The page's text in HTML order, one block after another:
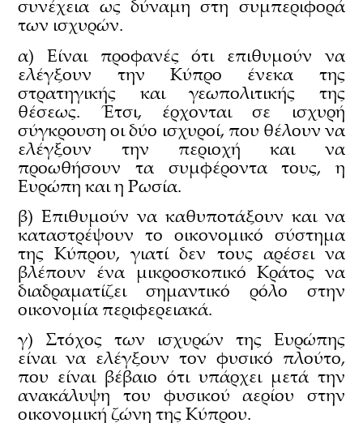
συνέχεια ως δύναμη στη συμπεριφορά
των ισχυρών.
α) Είναι προφανές ότι επιθυμούν να
ελέγξουν την Κύπρο ένεκα της
στρατηγικής και γεωπολιτικής της
θέσεως. Έτσι, έρχονται σε ισχυρή
σύγκρουση οι δύο ισχυροί, που θέλουν να
ελέγξουν την περιοχή και να
προωθήσουν τα συμφέροντα τους, η
Ευρώπη και η Ρωσία.
β) Επιθυμούν να καθυποτάξουν και να
καταστρέψουν το οικονομικό σύστημα
της Κύπρου, γιατί δεν τους αρέσει να
βλέπουν ένα μικροσκοπικό Κράτος να
διαδραματίζει σημαντικό ρόλο στην
οικονομία περιφερειακά.
γ) Στόχος των ισχυρών της Ευρώπης
είναι να ελέγξουν τον φυσικό πλούτο,
που είναι βέβαιο ότι υπάρχει μετά την
ανακάλυψη του φυσικού αερίου στην
οικονομική ζώνη της Κύπρου.